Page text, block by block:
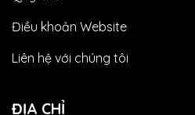
Điều khoản Website
Liên hệ với chúng tôi
ĐỊA CHỈ